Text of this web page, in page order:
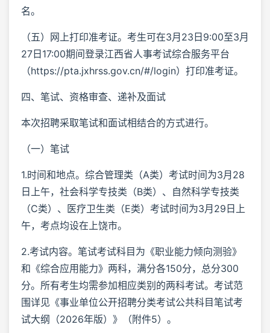
名。
（五）网上打印准考证。考生可在3月23日9:00至3月
27日17:00期间登录江西省人事考试综合服务平台
（https://pta.jxhrss.gov.cn/#/login）打印准考证。
四、笔试、资格审查、递补及面试
本次招聘采取笔试和面试相结合的方式进行。
（一）笔试
1.时间和地点。综合管理类（A类）考试时间为3月28
日上午，社会科学专技类（B类）、自然科学专技类
（C类）、医疗卫生类（E类）考试时间为3月29日上
午，考点均设在上饶市。
2.考试内容。笔试考试科目为《职业能力倾向测验》
和《综合应用能力》两科，满分各150分，总分300
分。所有考生均需参加相应类别的两科考试。考试范
围详见《事业单位公开招聘分类考试公共科目笔试考
试大纲（2026年版）》（附件5）。